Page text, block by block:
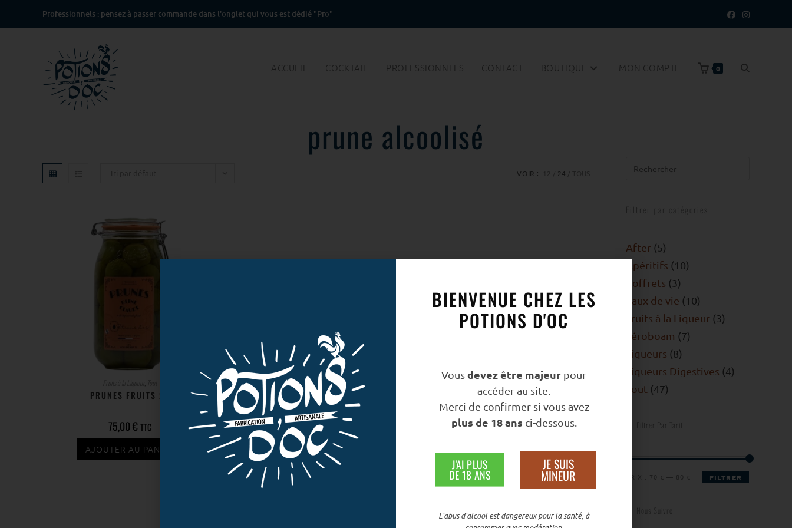
Professionnels : pensez à passer commande dans l'onglet qui vous est dédié "Pro"
ACCUEIL COCKTAIL PROFESSIONNELS CONTACT BOUTIQUE MON COMPTE 0
prune alcoolisé
VOIR : 24
PRUNES FRUITS 2L
75,00€ TTC
AJOUTER AU PANIER
Filtrer par catégories
After 5
Apéritifs
10
Coffrets
3
Eaux de vie
10
Fruits à la Liqueur 3
Jéroboam
7
Liqueurs 8
Liqueurs Digestives 4
Tout 47
Filtrer Par Tarif
FILTRER
70 € — 80 €
Nous Suivre
BIENVENUE CHEZ LES
POTIONS D'OC
Vousdevez être majeur pour
accéder au site.
Merci de confirmer si vous avez
plus de 18 ans ci-dessous.
J'AI PLUS
DE 18 ANS
JE SUIS
MINEUR
L’abus d’alcool est dangereux pour la santé, à